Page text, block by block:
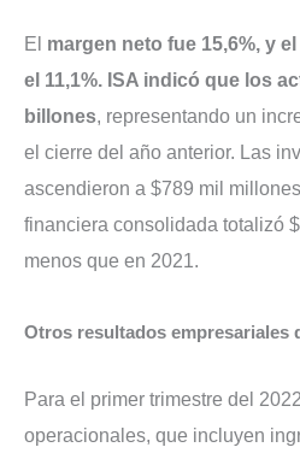
El margen neto fue 15,6%, y
el 11,1%. ISA indicó que los
billones, representando un
el cierre del año anterior. Las
ascendieron a $789 mil
financiera consolidada totalizó
menos que en 2021.
Otros resultados empresariales
Para el primer trimestre del
operacionales, que incluyen